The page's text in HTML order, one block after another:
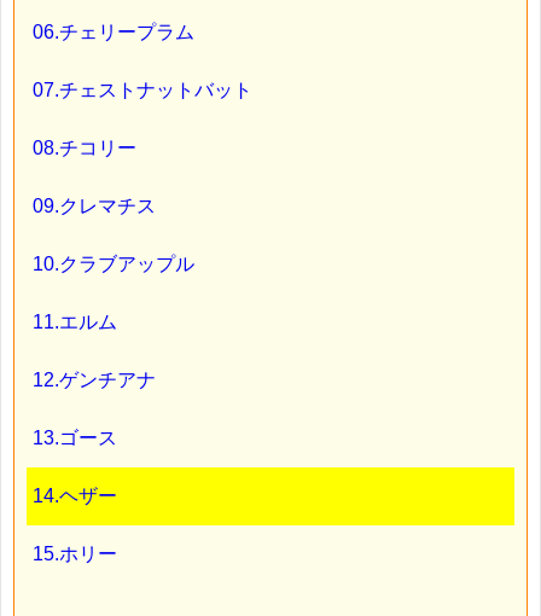
06.チェリープラム
07.チェストナットバット
08.チコリー
09.クレマチス
10.クラブアップル
11.エルム
12.ゲンチアナ
13.ゴース
14.ヘザー
15.ホリー